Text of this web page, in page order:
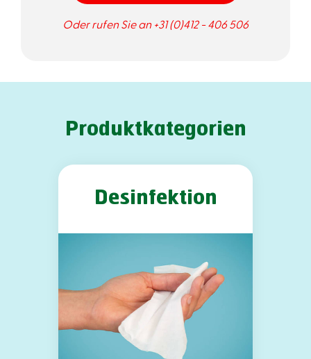
Oder rufen Sie an +31 (0)412 - 406 506
Produktkategorien
Desinfektion